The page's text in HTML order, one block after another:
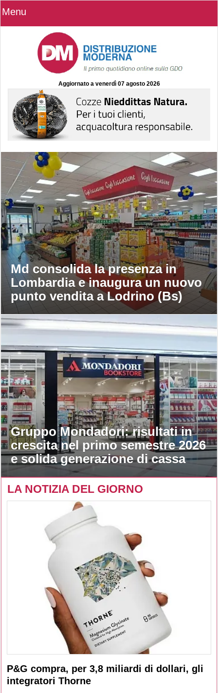
Menu
Aggiornato a venerdì 07 agosto 2026
Md consolida la presenza in
Lombardia e inaugura un nuovo
punto vendita a Lodrino (Bs)
Gruppo Mondadori: risultati in
crescita nel primo semestre 2026
e solida generazione di cassa
LA NOTIZIA DEL GIORNO
P&G compra, per 3,8 miliardi di dollari, gli
integratori Thorne